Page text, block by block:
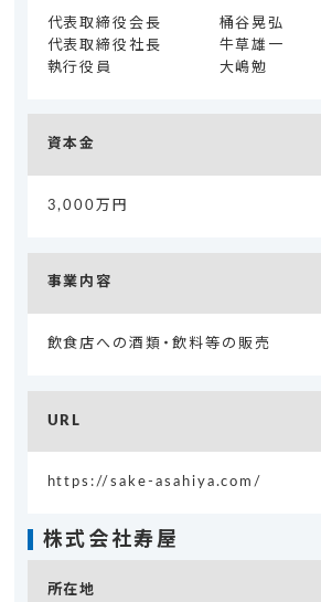
代表取締役会長
桶谷晃弘
代表取締役社長
牛草雄一
執行役員
大嶋勉
資本金
3,000万円
事業内容
飲食店への酒類・飲料等の販売
URL
https://sake-asahiya.com/
株式会社寿屋
所在地